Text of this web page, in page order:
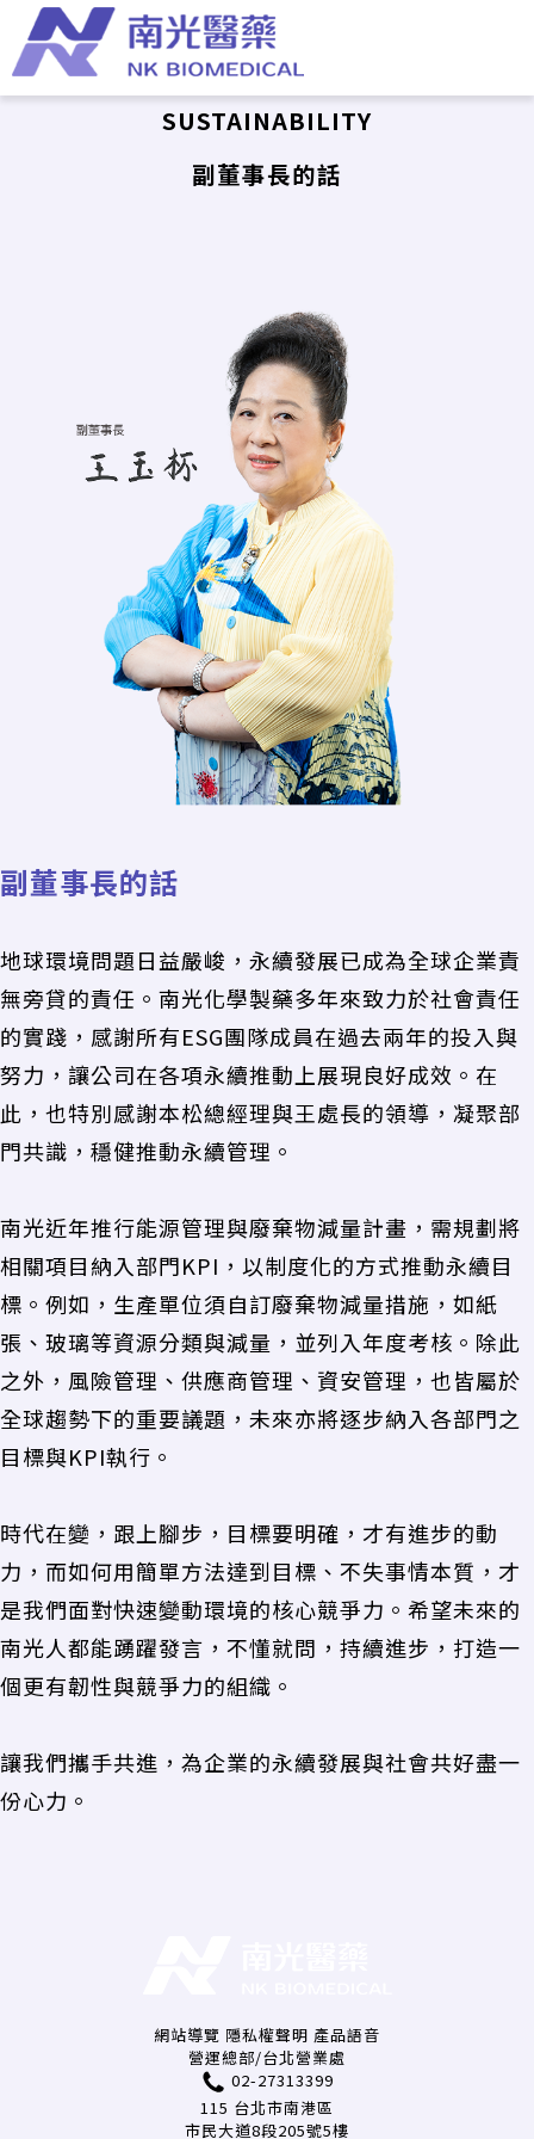
SUSTAINABILITY
副董事長的話
副董事長的話
地球環境問題日益嚴峻，永續發展已成為全球企業責
無旁貸的責任。南光化學製藥多年來致力於社會責任
的實踐，感謝所有ESG團隊成員在過去兩年的投入與
努力，讓公司在各項永續推動上展現良好成效。在
此，也特別感謝本松總經理與王處長的領導，凝聚部
門共識，穩健推動永續管理。
南光近年推行能源管理與廢棄物減量計畫，需規劃將
相關項目納入部門KPI，以制度化的方式推動永續目
標。例如，生產單位須自訂廢棄物減量措施，如紙
張、玻璃等資源分類與減量，並列入年度考核。除此
之外，風險管理、供應商管理、資安管理，也皆屬於
全球趨勢下的重要議題，未來亦將逐步納入各部門之
目標與KPI執行。
時代在變，跟上腳步，目標要明確，才有進步的動
力，而如何用簡單方法達到目標、不失事情本質，才
是我們面對快速變動環境的核心競爭力。希望未來的
南光人都能踴躍發言，不懂就問，持續進步，打造一
個更有韌性與競爭力的組織。
讓我們攜手共進，為企業的永續發展與社會共好盡一
份心力。
網站導覽 隱私權聲明 產品語音
營運總部/台北營業處
02-27313399
115 台北市南港區
市民大道8段205號5樓